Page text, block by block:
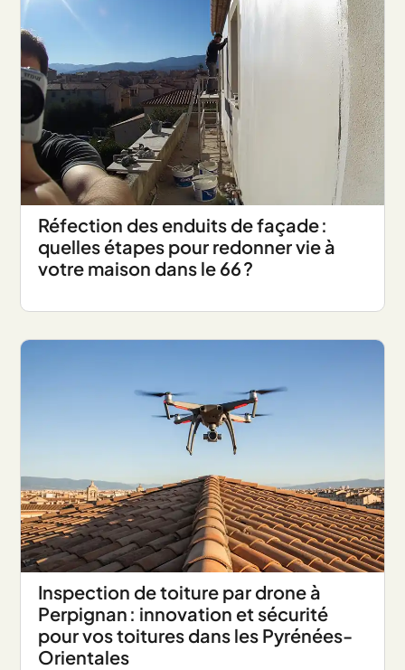
Réfection des enduits de façade :
quelles étapes pour redonner vie à
votre maison dans le 66 ?
Inspection de toiture par drone à
Perpignan : innovation et sécurité
pour vos toitures dans les Pyrénées-
Orientales